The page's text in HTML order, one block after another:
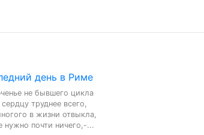
день в Риме
не бывшего цикла
труднее всего,
в жизни отвыкла,
нужно почти ничего,-...